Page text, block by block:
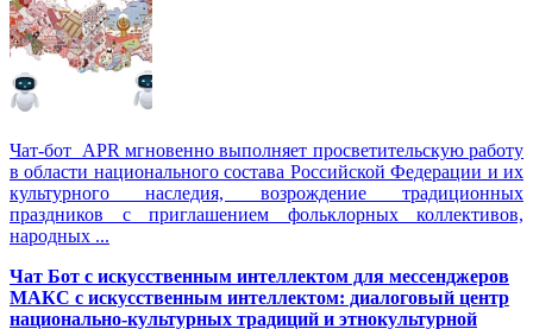
Чат-бот APR мгновенно выполняет просветительскую работу
в области национального состава Российской Федерации и их
культурного наследия, возрождение традиционных
праздников с приглашением фольклорных коллективов,
народных ...
Чат Бот с искусственным интеллектом для мессенджеров
МАКС с искусственным интеллектом: диалоговый центр
национально-культурных традиций и этнокультурной